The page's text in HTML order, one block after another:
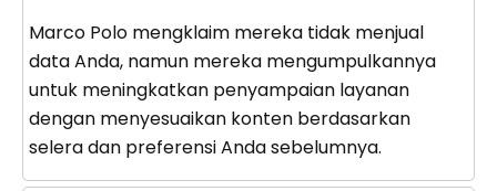
Marco Polo mengklaim mereka tidak menjual
data Anda, namun mereka mengumpulkannya
untuk meningkatkan penyampaian layanan
dengan menyesuaikan konten berdasarkan
selera dan preferensi Anda sebelumnya.